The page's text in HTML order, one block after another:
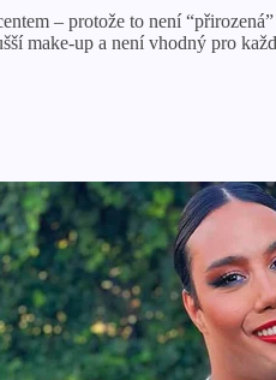
– protože to není
make-up a není vhodný pro